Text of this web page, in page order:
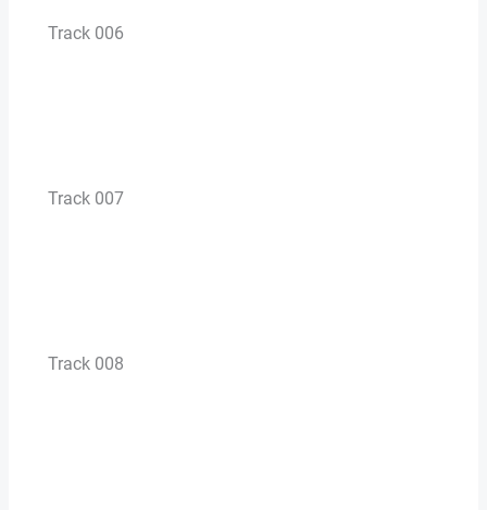
Track 006
Track 007
Track 008